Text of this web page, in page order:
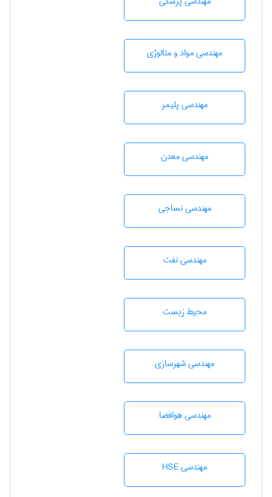
مهندسی مواد و متالوژی
مهندسی پليمر
مهندسی معدن
مهندسي نساجی
مهندسی نفت
محيط زيست
مهندسی شهرسازی
مهندسی هوافضا
مهندسی HSE